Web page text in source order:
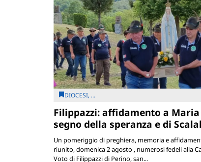
DIOCESI, ...
Filippazzi: affidamento a
segno della speranza e di
Un pomeriggio di preghiera, memoria e
riunito, domenica 2 agosto , numerosi fedeli alla
Voto di Filippazzi di Perino, san...